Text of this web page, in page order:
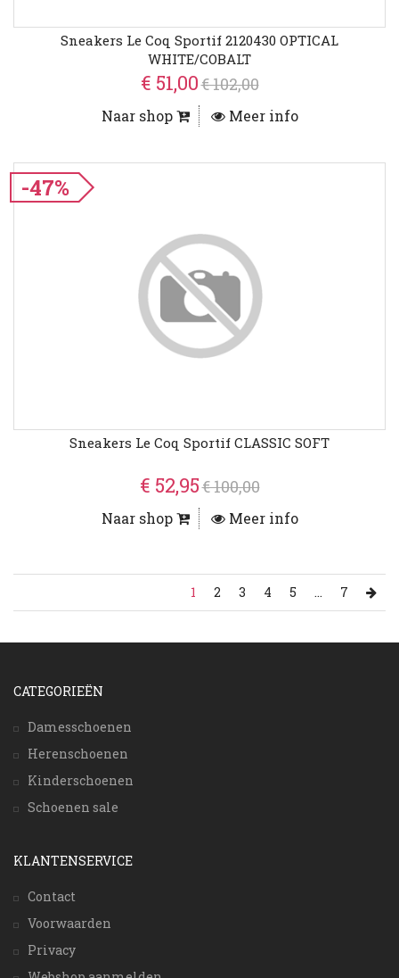
Sneakers Le Coq Sportif 2120430 OPTICAL
WHITE/COBALT
€ 51,00€ 102,00
Naar shop Meer info
-47%
Sneakers Le Coq Sportif CLASSIC SOFT
€ 52,95€ 100,00
Naar shop Meer info
1 2 3 4 5 ... 7
CATEGORIEËN
Damesschoenen
Herenschoenen
Kinderschoenen
Schoenen sale
KLANTENSERVICE
Contact
Voorwaarden
Privacy